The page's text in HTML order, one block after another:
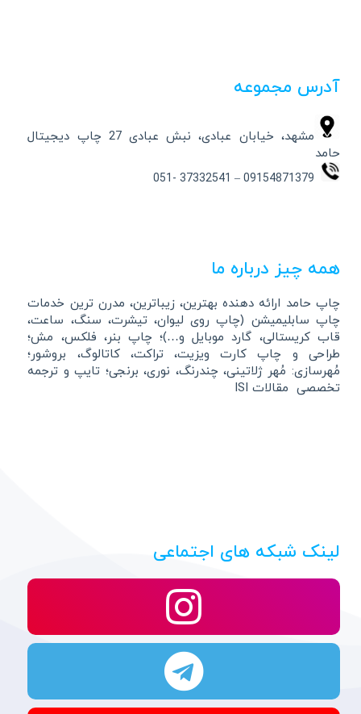
آدرس مجموعه
مشهد، خیابان عبادی، نبش عبادی 27 چاپ دیجیتال
حامد
همه چیز درباره ما
چاپ حامد ارائه دهنده بهترین، زیباترین، مدرن ترین خدمات
چاپ سابلیمیشن (چاپ روی لیوان، تیشرت، سنگ، ساعت،
قاب کریستالی، گارد موبایل و…)؛ چاپ بنر، فلکس، مش؛
طراحی و چاپ کارت ویزیت، تراکت، کاتالوگ، بروشور؛
مُهرسازی: مُهر ژلاتینی، چندرنگ، نوری، برنجی؛ تایپ و ترجمه
تخصصی مقالات ISI
لینک شبکه های اجتماعی